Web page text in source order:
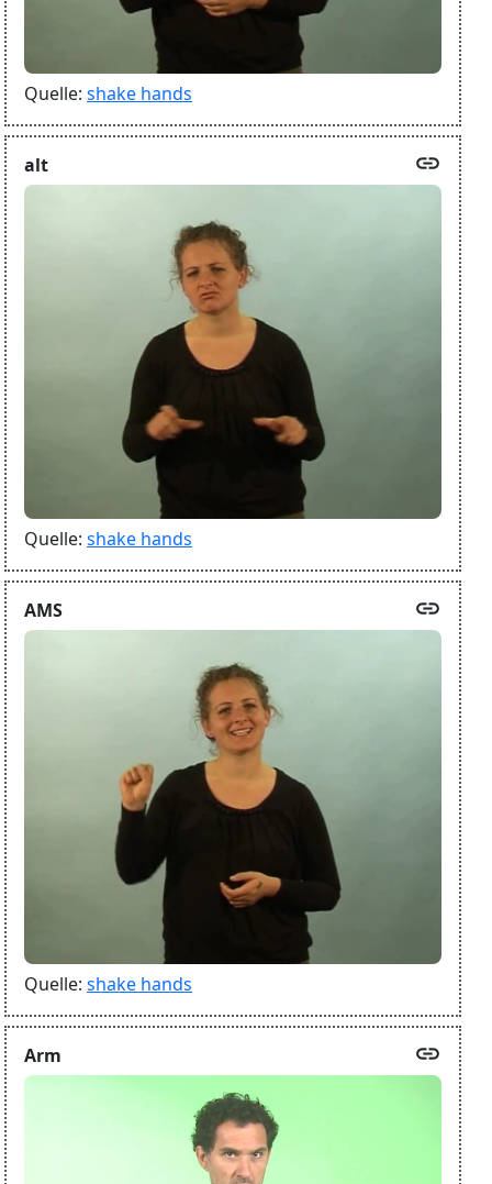
Quelle: shake hands
alt link
Quelle: shake hands
AMS link
Quelle: shake hands
Arm link